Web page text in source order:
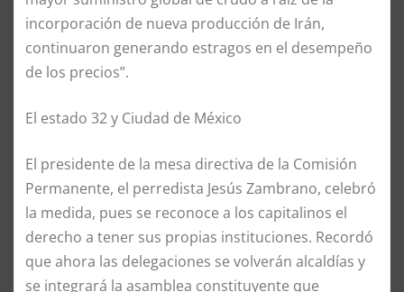
incorporación de nueva producción de Irán,
continuaron generando estragos en el desempeño
de los precios”.
El estado 32 y Ciudad de México
El presidente de la mesa directiva de la Comisión
Permanente, el perredista Jesús Zambrano, celebró
la medida, pues se reconoce a los capitalinos el
derecho a tener sus propias instituciones. Recordó
que ahora las delegaciones se volverán alcaldías y
se integrará la asamblea constituyente que